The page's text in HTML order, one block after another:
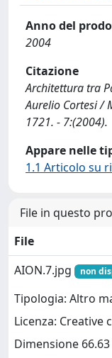
Anno del
2004
Citazione
Architettura tra
Aurelio Cortesi /
1721. - 7:(2004).
Appare nelle
1.1 Articolo su
File in questo
File
AION.7.jpg
non
Tipologia: Altro
Licenza: Creative
Dimensione